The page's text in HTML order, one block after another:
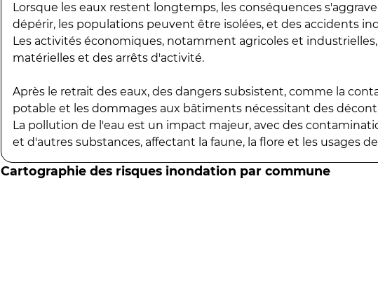
Lorsque les eaux restent longtemps, les conséquences
dépérir, les populations peuvent être isolées, et des accidents
Les activités économiques, notamment agricoles et
matérielles et des arrêts d'activité.
Après le retrait des eaux, des dangers subsistent, comme la
potable et les dommages aux bâtiments nécessitant des
La pollution de l'eau est un impact majeur, avec des
et d'autres substances, affectant la faune, la flore et les usages
Cartographie des risques inondation par commune